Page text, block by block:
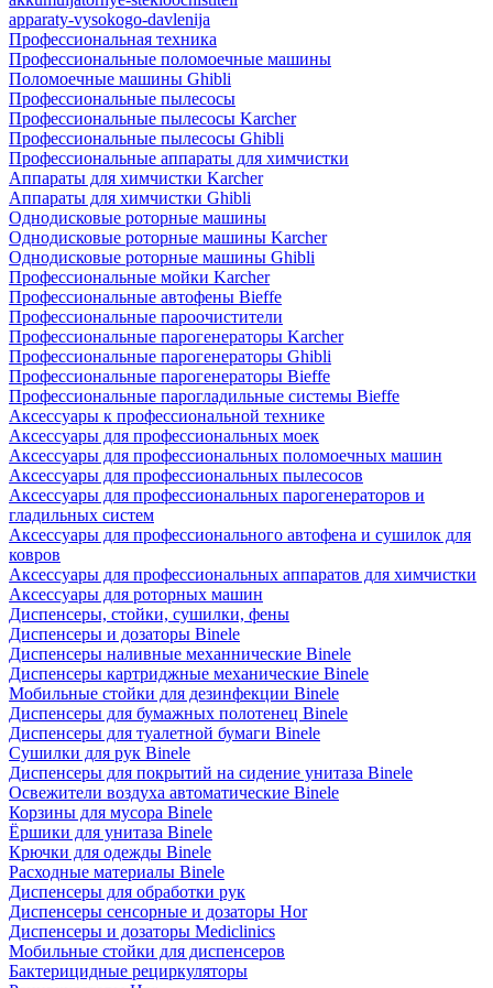
apparaty-vysokogo-davlenija
Профессиональная техника
Профессиональные поломоечные машины
Поломоечные машины Ghibli
Профессиональные пылесосы
Профессиональные пылесосы Karcher
Профессиональные пылесосы Ghibli
Профессиональные аппараты для химчистки
Аппараты для химчистки Karcher
Аппараты для химчистки Ghibli
Однодисковые роторные машины
Однодисковые роторные машины Karcher
Однодисковые роторные машины Ghibli
Профессиональные мойки Karcher
Профессиональные автофены Bieffe
Профессиональные пароочистители
Профессиональные парогенераторы Karcher
Профессиональные парогенераторы Ghibli
Профессиональные парогенераторы Bieffe
Профессиональные парогладильные системы Bieffe
Аксессуары к профессиональной технике
Аксессуары для профессиональных моек
Аксессуары для профессиональных поломоечных машин
Аксессуары для профессиональных пылесосов
Аксессуары для профессиональных парогенераторов и
гладильных систем
Аксессуары для профессионального автофена и сушилок для
ковров
Аксессуары для профессиональных аппаратов для химчистки
Аксессуары для роторных машин
Диспенсеры, стойки, сушилки, фены
Диспенсеры и дозаторы Binele
Диспенсеры наливные механнические Binele
Диспенсеры картриджные механические Binele
Мобильные стойки для дезинфекции Binele
Диспенсеры для бумажных полотенец Binele
Диспенсеры для туалетной бумаги Binele
Сушилки для рук Binele
Диспенсеры для покрытий на сидение унитаза Binele
Освежители воздуха автоматические Binele
Корзины для мусора Binele
Ёршики для унитаза Binele
Крючки для одежды Binele
Расходные материалы Binele
Диспенсеры для обработки рук
Диспенсеры сенсорные и дозаторы Hor
Диспенсеры и дозаторы Mediclinics
Мобильные стойки для диспенсеров
Бактерицидные рециркуляторы